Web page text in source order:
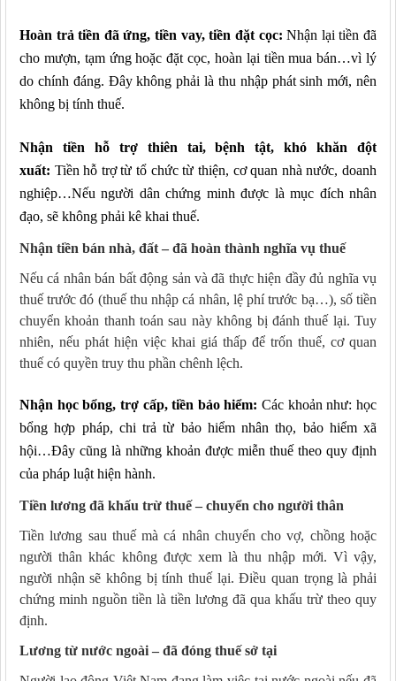
Hoàn trả tiền đã ứng, tiền vay, tiền đặt cọc:Nhận lại tiền đã
cho mượn, tạm ứng hoặc đặt cọc, hoàn lại tiền mua bán…vì lý
do chính đáng. Đâykhông phải là thu nhập phát sinhmới, nên
không bị tính thuế.
Nhận tiền hỗ trợ thiên tai, bệnh tật, khó khăn đột
xuất: Tiền hỗ trợ từ tổ chức từ thiện, cơ quan nhà nước, doanh
nghiệp…Nếu người dân chứng minh được là mục đích nhân
đạo, sẽ không phải kê khai thuế.
Nhận tiền bán nhà, đất – đã hoàn thành nghĩa vụ thuế
Nếu cá nhân bán bất động sản và đã thực hiện đầy đủ nghĩa vụ
thuế trước đó (thuế thu nhập cá nhân, lệ phí trước bạ…), số tiền
chuyển khoản thanh toán sau này không bị đánh thuế lại. Tuy
nhiên, nếu phát hiện việc khai giá thấp để trốn thuế, cơ quan
thuế có quyền truy thu phần chênh lệch.
Nhận học bổng, trợ cấp, tiền bảo hiểm:Các khoản như: học
bổng hợp pháp, chi trả từ bảo hiểm nhân thọ, bảo hiểm xã
hội…Đây cũng là những khoản được miễn thuế theo quy định
của pháp luật hiện hành.
Tiền lương đã khấu trừ thuế – chuyển cho người thân
Tiền lương sau thuế mà cá nhân chuyển cho vợ, chồng hoặc
người thân khác không được xem là thu nhập mới. Vì vậy,
người nhận sẽ không bị tính thuế lại. Điều quan trọng là phải
chứng minh nguồn tiền là tiền lương đã qua khấu trừ theo quy
định.
Lương từ nước ngoài – đã đóng thuế sở tại